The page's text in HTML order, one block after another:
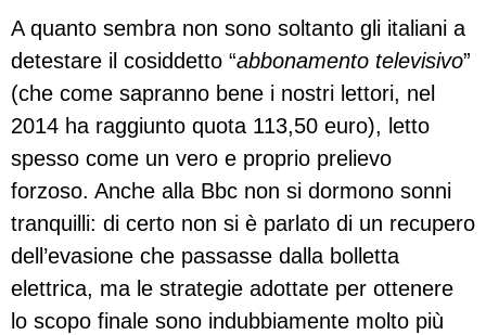
A quanto sembra non sono soltanto gli italiani a
detestare il cosiddetto “abbonamento televisivo”
(che come sapranno bene i nostri lettori, nel
2014 ha raggiunto quota 113,50 euro), letto
spesso come un vero e proprio prelievo
forzoso. Anche alla Bbc non si dormono sonni
tranquilli: di certo non si è parlato di un recupero
dell’evasione che passasse dalla bolletta
elettrica, ma le strategie adottate per ottenere
lo scopo finale sono indubbiamente molto più